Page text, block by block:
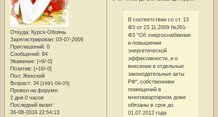
Откуда: Курск-Обоянь
Зарегистрирован: 03-07-2009
Приглашений: 0
Сообщений: 84
Уважение: [+9/-0]
Позитив: [+16/-0]
Пол: Женский
Возраст: 34 [1991-09-05]
Провел на форуме:
2 дня 0 часов
Последний визит:
26-08-2016 22:54:13
В соответствии со ст. 13
ФЗ от 23.11.2009 №261-
ФЗ "Об энергоснабжении
и повышении
энергетической
эффективности, и о
внесении в отдельные
законодательные акты
РФ", собственники
помещений в
многоквартирном доме
обязаны в срок до
01.07.2012 года